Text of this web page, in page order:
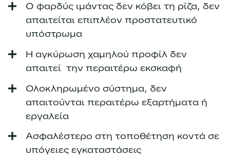
Ο φαρδύς ιμάντας δεν κόβει τη ρίζα, δεν
απαιτείται επιπλέον προστατευτικό
υπόστρωμα
Η αγκύρωση χαμηλού προφίλ δεν
απαιτεί την περαιτέρω εκσκαφή
Ολοκληρωμένο σύστημα, δεν
απαιτούνται περαιτέρω εξαρτήματα ή
εργαλεία
Ασφαλέστερο στη τοποθέτηση κοντά σε
υπόγειες εγκαταστάσεις